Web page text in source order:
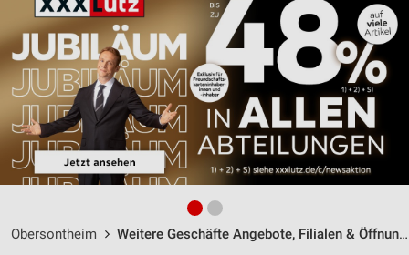
Obersontheim Weitere Geschäfte Angebote, Filialen & Öffnungszeiten